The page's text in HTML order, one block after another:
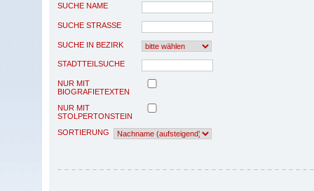
SUCHE NAME
SUCHE STRASSE
SUCHE IN BEZIRK
STADTTEILSUCHE
NUR MIT
BIOGRAFIETEXTEN
NUR MIT
STOLPERTONSTEIN
SORTIERUNG